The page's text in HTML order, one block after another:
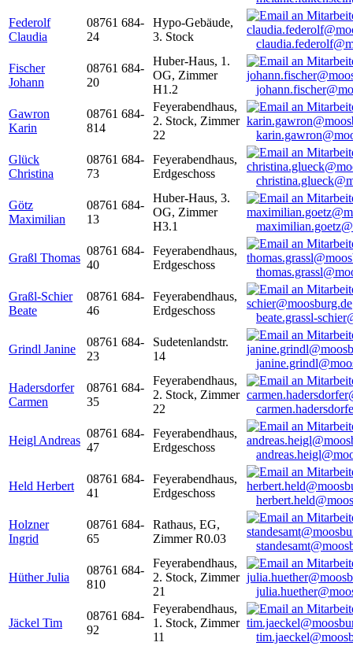
Federolf
Claudia
08761 684-
24
Hypo-Gebäude,
3. Stock
Fischer
Johann
08761 684-
20
Huber-Haus, 1.
OG, Zimmer
H1.2
Gawron
Karin
08761 684-
814
Feyerabendhaus,
2. Stock, Zimmer
22
Glück
Christina
08761 684-
73
Feyerabendhaus,
Erdgeschoss
Götz
Maximilian
08761 684-
13
Huber-Haus, 3.
OG, Zimmer
H3.1
Graßl Thomas
08761 684-
40
Feyerabendhaus,
Erdgeschoss
Graßl-Schier
Beate
08761 684-
46
Feyerabendhaus,
Erdgeschoss
beate.grassl-
Grindl Janine
08761 684-
23
Sudetenlandstr.
14
Hadersdorfer
Carmen
08761 684-
35
Feyerabendhaus,
2. Stock, Zimmer
22
Heigl Andreas
08761 684-
47
Feyerabendhaus,
Erdgeschoss
Held Herbert
08761 684-
41
Feyerabendhaus,
Erdgeschoss
Holzner
Ingrid
08761 684-
65
Rathaus, EG,
Zimmer R0.03
Hüther Julia
08761 684-
810
Feyerabendhaus,
2. Stock, Zimmer
21
Jäckel Tim
08761 684-
92
Feyerabendhaus,
1. Stock, Zimmer
11